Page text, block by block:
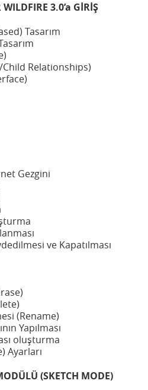
3.0’a GİRİŞ
Tasarım
Relationships)
Gezgini
ve Kapatılması
(Rename)
Yapılması
oluşturma
Ayarları
(SKETCH MODE)